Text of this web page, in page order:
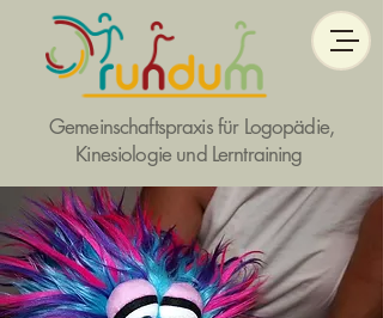
Gemeinschaftspraxis für Logopädie,
Kinesiologie und Lerntraining